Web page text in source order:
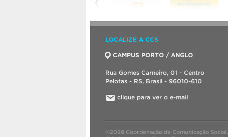
LOCALIZE A CCS
CAMPUS PORTO / ANGLO
Rua Gomes Carneiro, 01 - Centro
Pelotas - RS, Brasil - 96010-610
clique para ver o e-mail
©2026 Coordenação de Comunicação Social.